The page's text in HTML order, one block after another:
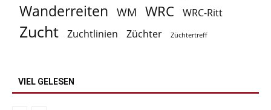
Wanderreiten WM WRC WRC-Ritt
Zucht Zuchtlinien Züchter Züchtertreff
VIEL GELESEN